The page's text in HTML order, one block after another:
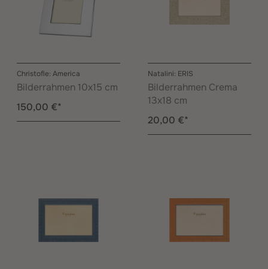
Christofle: America
Bilderrahmen 10x15 cm
150,00 €*
Natalini: ERIS
Bilderrahmen Crema
13x18 cm
20,00 €*